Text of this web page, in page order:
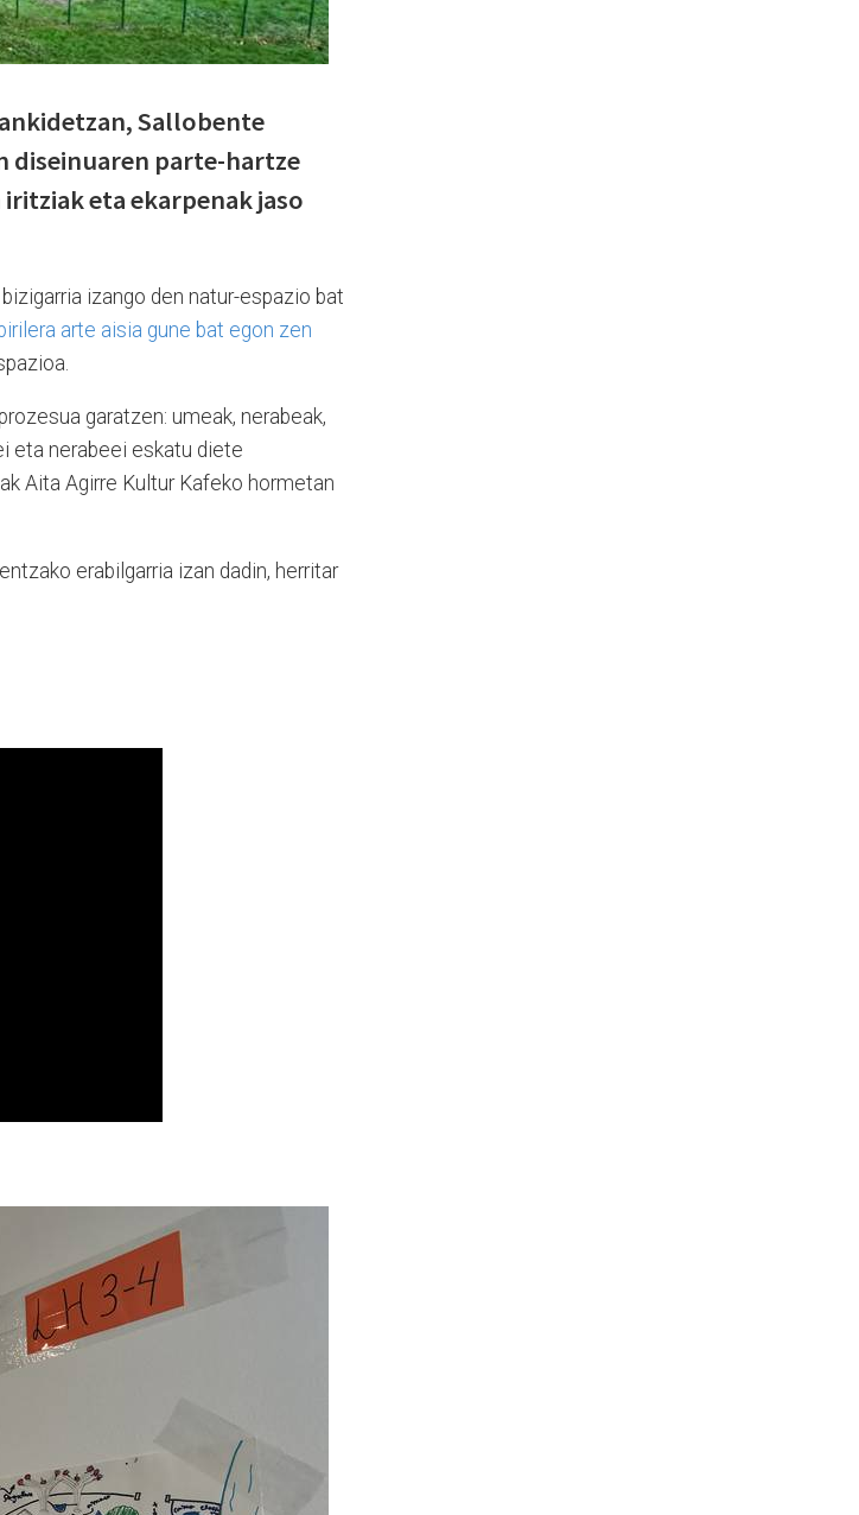
Sallobente
diseinuaren parte-hartze
eta ekarpenak jaso
izango den natur-espazio bat
arte aisia gune bat egon zen
garatzen: umeak, nerabeak,
eta nerabeei eskatu diete
Aita Agirre Kultur Kafeko hormetan
erabilgarria izan dadin, herritar